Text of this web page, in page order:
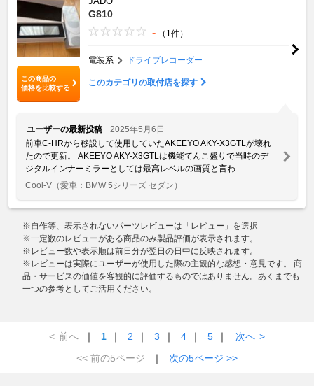
この商品の
価格を比較する
G810
- （1件）
電装系 ドライブレコーダー
このカテゴリの取付店を探す
ユーザーの最新投稿
2025年5月6日
前車C-HRから移設して使用していたAKEEYO AKY-X3GTLが壊れ
たので更新。 AKEEYO AKY-X3GTLは機能てんこ盛りで当時のデ
ジタルインナーミラーとしては最高レベルの画質と言わ ...
Cool-V （愛車：BMW 5シリーズ セダン）
※自作等、表示されないパーツレビューは「レビュー」を選択
※一定数のレビューがある商品のみ製品評価が表示されます。
※レビュー数や表示順は前日分が翌日の日中に反映されます。
※レビューは実際にユーザーが使用した際の主観的な感想・意見です。 商
品・サービスの価値を客観的に評価するものではありません。あくまでも
一つの参考としてご活用ください。
< 前へ ｜ 1 ｜ 2 ｜ 3 ｜ 4 ｜ 5 ｜ 次へ >
<< 前の5ページ
｜ 次の5ページ >>